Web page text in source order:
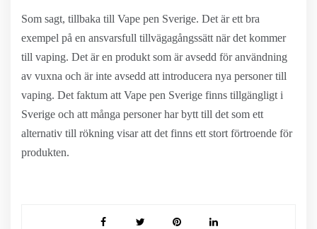
Som sagt, tillbaka till Vape pen Sverige. Det är ett bra
exempel på en ansvarsfull tillvägagångssätt när det kommer
till vaping. Det är en produkt som är avsedd för användning
av vuxna och är inte avsedd att introducera nya personer till
vaping. Det faktum att Vape pen Sverige finns tillgängligt i
Sverige och att många personer har bytt till det som ett
alternativ till rökning visar att det finns ett stort förtroende för
produkten.